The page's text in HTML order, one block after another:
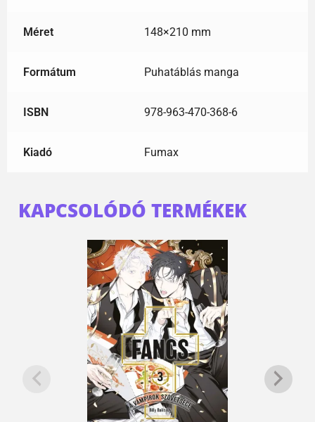
Méret 148×210 mm
Formátum Puhatáblás manga
ISBN 978-963-470-368-6
Kiadó Fumax
KAPCSOLÓDÓ TERMÉKEK